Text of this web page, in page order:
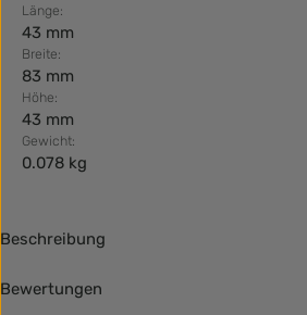
Länge:
43 mm
Breite:
83 mm
Höhe:
43 mm
Gewicht:
0.078 kg
Beschreibung
Bewertungen